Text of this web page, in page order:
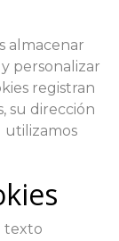
almacenar
personalizar
registran
su dirección
utilizamos
texto